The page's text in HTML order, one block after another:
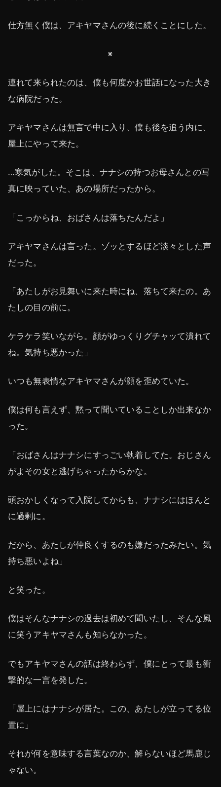
仕方無く僕は、アキヤマさんの後に続くことにした。
※
連れて来られたのは、僕も何度かお世話になった大き
な病院だった。
アキヤマさんは無言で中に入り、僕も後を追う内に、
屋上にやって来た。
…寒気がした。そこは、ナナシの持つお母さんとの写
真に映っていた、あの場所だったから。
「こっからね、おばさんは落ちたんだよ」
アキヤマさんは言った。ゾッとするほど淡々とした声
だった。
「あたしがお見舞いに来た時にね、落ちて来たの。あ
たしの目の前に。
ケラケラ笑いながら。顔がゆっくりグチャッて潰れて
ね。気持ち悪かった」
いつも無表情なアキヤマさんが顔を歪めていた。
僕は何も言えず、黙って聞いていることしか出来なか
った。
「おばさんはナナシにすっごい執着してた。おじさん
がよその女と逃げちゃったからかな。
頭おかしくなって入院してからも、ナナシにはほんと
に過剰に。
だから、あたしが仲良くするのも嫌だったみたい。気
持ち悪いよね」
と笑った。
僕はそんなナナシの過去は初めて聞いたし、そんな風
に笑うアキヤマさんも知らなかった。
でもアキヤマさんの話は終わらず、僕にとって最も衝
撃的な一言を発した。
「屋上にはナナシが居た。この、あたしが立ってる位
置に」
それが何を意味する言葉なのか、解らないほど馬鹿じ
ゃない。